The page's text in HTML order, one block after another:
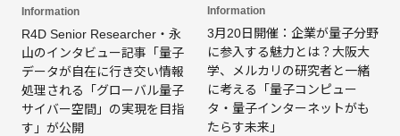
Information
R4D Senior Researcher・永
山のインタビュー記事「量子
データが自在に行き交い情報
処理される「グローバル量子
サイバー空間」の実現を目指
す」が公開
Information
3月20日開催：企業が量子分野
に参入する魅力とは？大阪大
学、メルカリの研究者と一緒
に考える「量子コンピュー
タ・量子インターネットがも
たらす未来」